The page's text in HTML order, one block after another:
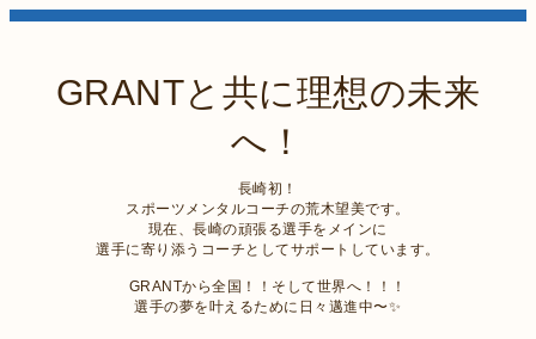
GRANTと共に理想の未来
へ！
長崎初！
スポーツメンタルコーチの荒木望美です。
現在、長崎の頑張る選手をメインに
選手に寄り添うコーチとしてサポートしています。
GRANTから全国！！そして世界へ！！！
選手の夢を叶えるために日々邁進中〜✨